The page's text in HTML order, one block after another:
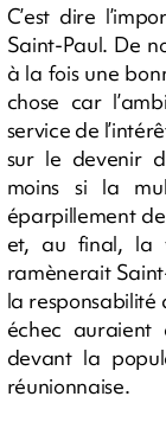
C’est dire
Saint-Paul. De
à la fois une
chose car
service de
sur le devenir
moins si la
éparpillement
et, au final, la
ramènerait
la responsabilité
échec auraient
devant la
réunionnaise.